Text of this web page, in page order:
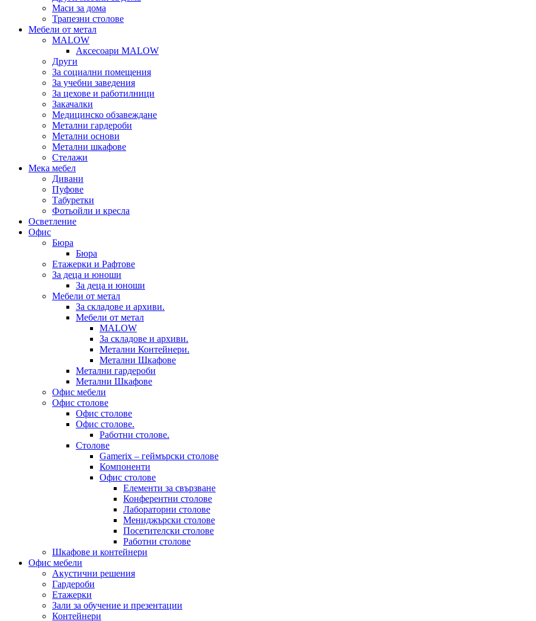
Маси за дома
Трапезни столове
Мебели от метал
MALOW
Аксесоари MALOW
Други
За социални помещения
За учебни заведения
За цехове и работилници
Закачалки
Медицинско обзавеждане
Метални гардероби
Метални основи
Метални шкафове
Стелажи
Мека мебел
Дивани
Пуфове
Табуретки
Фотьойли и кресла
Осветление
Офис
Бюра
Бюра
Етажерки и Рафтове
За деца и юноши
За деца и юноши
Мебели от метал
За складове и архиви.
Мебели от метал
MALOW
За складове и архиви.
Метални Контейнери.
Метални Шкафове
Метални гардероби
Метални Шкафове
Офис мебели
Офис столове
Офис столове
Офис столове.
Работни столове.
Столове
Gamerix – геймърски столове
Компоненти
Офис столове
Елементи за свързване
Конферентни столове
Лабораторни столове
Мениджърски столове
Посетителски столове
Работни столове
Шкафове и контейнери
Офис мебели
Акустични решения
Гардероби
Етажерки
Зали за обучение и презентации
Контейнери